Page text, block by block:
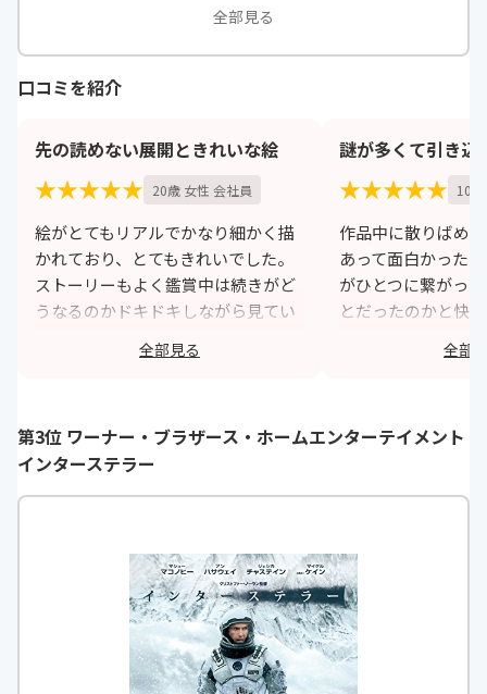
神木隆之介・上白石萌音ほか
全部見る
口コミを紹介
先の読めない展開ときれいな絵
★★★★★ 20歳 女性 会社員
絵がとてもリアルでかなり細かく描
かれており、とてもきれいでした。
ストーリーもよく鑑賞中は続きがど
うなるのかドキドキしながら見てい
ました。入れ替わり系の映画やドラ
マは数ありますが、この映画を超え
https://monita.online
全部見る
謎が多くて引き込
★★★★★ 10
作品中に散りばめ
あって面白かった
がひとつに繋がっ
とだったのかと快
風景や時間の描写
綺麗で、視覚的に
全部
第3位 ワーナー・ブラザース・ホームエンターテイメント
インターステラー